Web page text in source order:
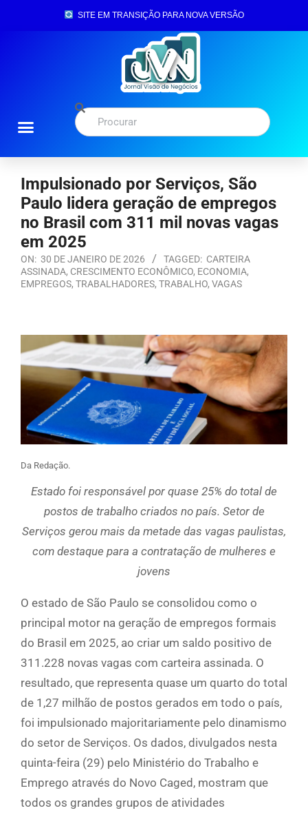
SITE EM TRANSIÇÃO PARA NOVA VERSÃO
Impulsionado por Serviços, São
Paulo lidera geração de empregos
no Brasil com 311 mil novas vagas
em 2025
ON: 30 DE JANEIRO DE 2026 TAGGED: CARTEIRA
ASSINADA, CRESCIMENTO ECONÔMICO, ECONOMIA,
EMPREGOS, TRABALHADORES, TRABALHO, VAGAS
Da Redação.
Estado foi responsável por quase 25% do total de
postos de trabalho criados no país. Setor de
Serviços gerou mais da metade das vagas paulistas,
com destaque para a contratação de mulheres e
jovens
O estado de São Paulo se consolidou como o
principal motor na geração de empregos formais
do Brasil em 2025, ao criar um saldo positivo de
311.228 novas vagas com carteira assinada. O
resultado, que representa quase um quarto do total
de 1,27 milhão de postos gerados em todo o país,
foi impulsionado majoritariamente pelo dinamismo
do setor de Serviços. Os dados, divulgados nesta
quinta-feira (29) pelo Ministério do Trabalho e
Emprego através do Novo Caged, mostram que
todos os grandes grupos de atividades